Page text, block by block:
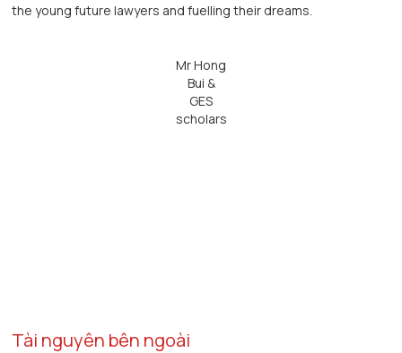
the young future lawyers and fuelling their dreams.
Mr Hong
Bui &
GES
scholars
Tài nguyên bên ngoài